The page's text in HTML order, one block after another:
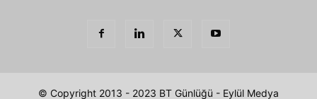
© Copyright 2013 - 2023 BT Günlüğü - Eylül Medya